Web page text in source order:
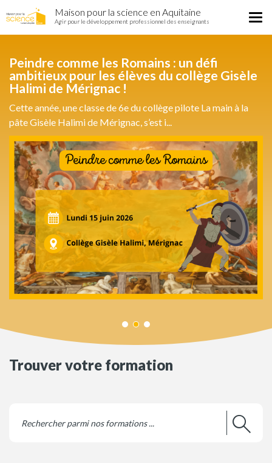
Région
au
Maison pour la science en Aquitaine
Agir pour le développement professionnel des enseignants
Peindre comme les Romains : un défi
ambitieux pour les élèves du collège Gisèle
Halimi de Mérignac !
Cette année, une classe de 6e du collège pilote La main à la
pâte Gisèle Halimi de Mérignac, s’est i...
Trouver votre formation